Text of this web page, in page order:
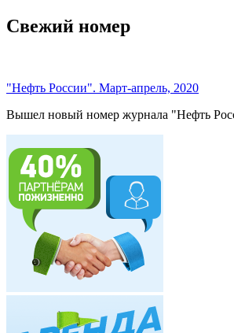
Свежий номер
"Нефть России". Март-апрель, 2020
Вышел новый номер журнала "Нефть